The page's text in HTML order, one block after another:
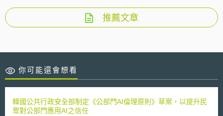
推薦文章
你可能還會想看
韓國公共行政安全部制定《公部門AI倫理原則》草案，以提升民
眾對公部門應用AI之信任